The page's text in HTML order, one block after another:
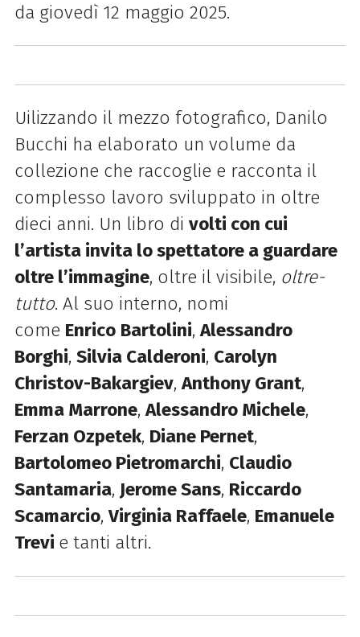
da giovedì 12 maggio 2025.
Uilizzando il mezzo fotografico, Danilo
Bucchi ha elaborato un volume da
collezione che raccoglie e racconta il
complesso lavoro sviluppato in oltre
dieci anni. Un libro di volti con cui
l’artista invita lo spettatore a guardare
oltre l’immagine, oltre il visibile, oltre-
tutto. Al suo interno, nomi
come Enrico Bartolini,Alessandro
Borghi, Silvia Calderoni, Carolyn
Christov-Bakargiev,Anthony Grant,
Emma Marrone,Alessandro Michele,
Ferzan Ozpetek, Diane Pernet,
Bartolomeo Pietromarchi, Claudio
Santamaria, Jerome Sans, Riccardo
Scamarcio,Virginia Raffaele, Emanuele
Trevi e tanti altri.